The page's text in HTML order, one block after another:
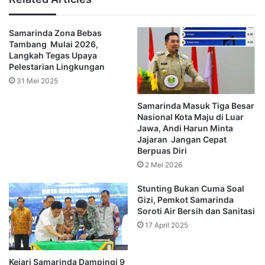
bantuan cipta lapangan kerja .
“Dari arahan presiden kita siap terhadap kebijakan pusat dan
daerah dalam menghadapi dampak kenaikan BBM. Bantuan
diberikan dalam dua cara yakni bantuan sosial dengan total Rp
12, 6 Miliar, penciptaan lapangan kerja dengan total anggaran
Warga Miskin DTKS berjumlah 19.559 orang alokasi
Ojol dan Pangkalan 6.000 orang alokasi anggaran sekitar
Rp 2,7 Miliar
Sopir Angkot 600 orang alokasi anggaran Rp 270 juta
Samarinda Zona Bebas
Tambang Mulai 2026,
Langkah Tegas Upaya
Pelestarian Lingkungan
31 Mei 2025
Samarinda Masuk Tiga Besar
Nasional Kota Maju di Luar
Jawa, Andi Harun Minta
Jajaran Jangan Cepat
Berpuas Diri
2 Mei 2026
Kejari Samarinda Dampingi 9
Stunting Bukan Cuma Soal
Gizi, Pemkot Samarinda
Soroti Air Bersih dan Sanitasi
17 April 2025